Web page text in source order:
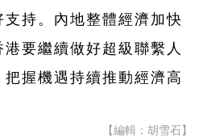
持。內地整體經濟加快
要繼續做好超級聯繫人
握機遇持續推動經濟高
【編輯：胡雪石】